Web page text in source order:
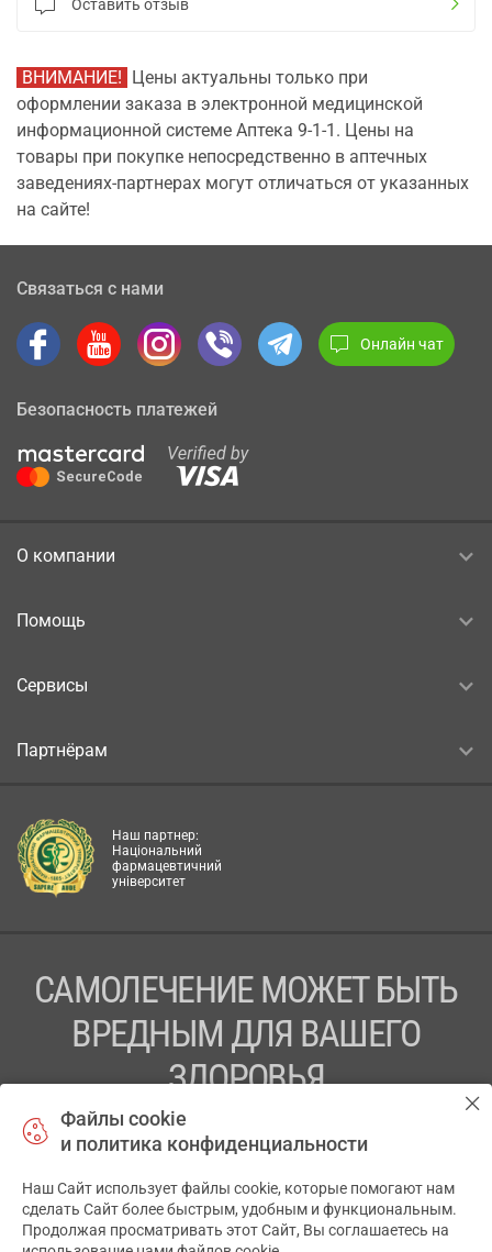
Оставить отзыв
ВНИМАНИЕ! Цены актуальны только при
оформлении заказа в электронной медицинской
информационной системе Аптека 9-1-1. Цены на
товары при покупке непосредственно в аптечных
заведениях-партнерах могут отличаться от указанных
на сайте!
Связаться с нами
Онлайн чат
Безопасность платежей
О компании
Помощь
Сервисы
Партнёрам
Наш партнер:
Національний
фармацевтичний
університет
САМОЛЕЧЕНИЕ МОЖЕТ БЫТЬ
ВРЕДНЫМ ДЛЯ ВАШЕГО
ЗДОРОВЬЯ
ПЕРЕД ПРИМЕНЕНИЕМ ПРЕПАРАТА
ПРОКОНСУЛЬТИРУЙТЕСЬ С ВРАЧОМ
ТОВ «АПТЕКА 911.ЮА» Код ЄДРПОУ 43631965.
Отказ от ответственности
Файлы cookie
и политика конфиденциальности
Наш Сайт использует файлы cookie, которые помогают нам
сделать Сайт более быстрым, удобным и функциональным.
Продолжая просматривать этот Сайт, Вы соглашаетесь на
✕